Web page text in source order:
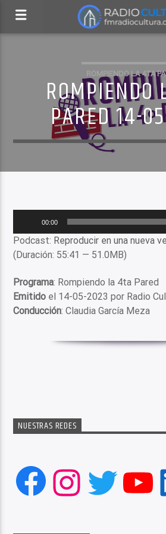
ROMPIENDO LA 4TA
ROMPIENDO
PARED 14-
audio
00:00
Podcast: Reproducir en una nueva
(Duración: 55:41 — 51.0MB)
Programa: Rompiendo la 4ta Pared
Emitido el 14-05-2023 por Radio
Conducción: Claudia García Meza
NUESTRAS REDES
Facebook